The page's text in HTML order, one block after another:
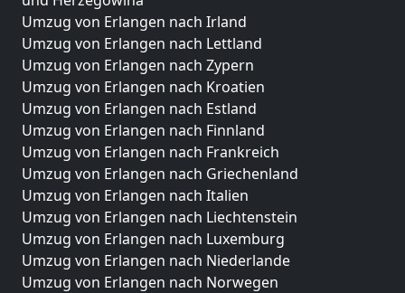
Umzug von Erlangen nach Irland
Umzug von Erlangen nach Lettland
Umzug von Erlangen nach Zypern
Umzug von Erlangen nach Kroatien
Umzug von Erlangen nach Estland
Umzug von Erlangen nach Finnland
Umzug von Erlangen nach Frankreich
Umzug von Erlangen nach Griechenland
Umzug von Erlangen nach Italien
Umzug von Erlangen nach Liechtenstein
Umzug von Erlangen nach Luxemburg
Umzug von Erlangen nach Niederlande
Umzug von Erlangen nach Norwegen